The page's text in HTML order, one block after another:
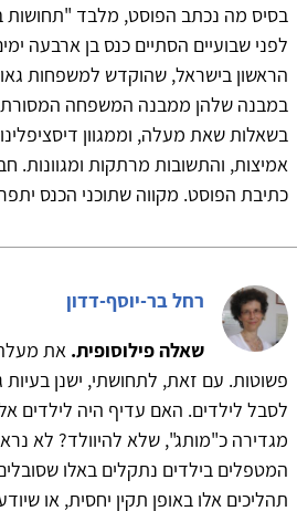
בסיס מה נכתב הפוסט, מלבד "תחושות
לפני שבועיים הסתיים כנס בן ארבעה
הראשון בישראל, שהוקדש למשפחות
במבנה שלהן ממבנה המשפחה
בשאלות שאת מעלה, וממגוון
אמיצות, והתשובות מרתקות ומגוונות.
כתיבת הפוסט. מקווה שתוכני הכנס
רחל בר-יוסף-דדון
שאלה פילוסופית. את מעלה
פשוטות. עם זאת, לתחושתי, ישנן
לסבל לילדים. האם עדיף היה לילדים
מגדירה כ"מותג", שלא להיוולד? לא
המטפלים בילדים נתקלים באלו
תהליכים אלו באופן תקין יחסית, או